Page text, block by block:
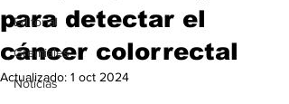
Editorial
Gremiales
Noticias
para detectar el
cáncer colorrectal
Actualizado: 1 oct 2024